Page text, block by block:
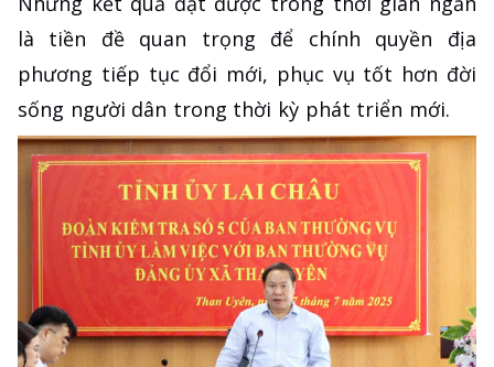
là tiền đề quan trọng để chính quyền địa
phương tiếp tục đổi mới, phục vụ tốt hơn đời
sống người dân trong thời kỳ phát triển mới.